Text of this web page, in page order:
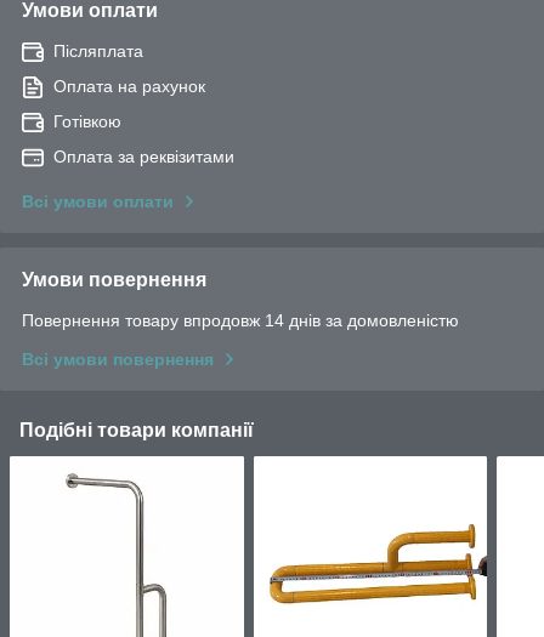
Умови оплати
Післяплата
Оплата на рахунок
Готівкою
Оплата за реквізитами
Всі умови оплати
Умови повернення
Повернення товару впродовж 14 днів за домовленістю
Всі умови повернення
Подібні товари компанії